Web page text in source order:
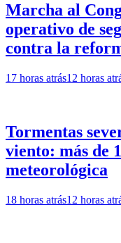
Marcha al
operativo de
contra la
17 horas atrás12 horas
Tormentas
viento: más de
meteorológica
18 horas atrás12 horas